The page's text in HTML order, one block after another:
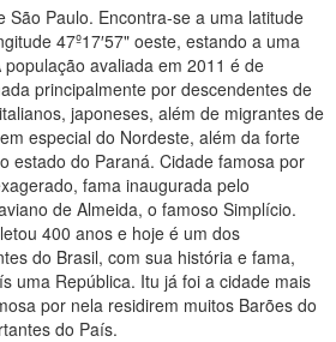
São Paulo. Encontra-se a uma latitude
47º17′57" oeste, estando a uma
avaliada em 2011 é de
principalmente por descendentes de
japoneses, além de migrantes de
especial do Nordeste, além da forte
estado do Paraná. Cidade famosa por
fama inaugurada pelo
de Almeida, o famoso Simplício.
400 anos e hoje é um dos
do Brasil, com sua história e fama,
uma República. Itu já foi a cidade mais
por nela residirem muitos Barões do
do País.